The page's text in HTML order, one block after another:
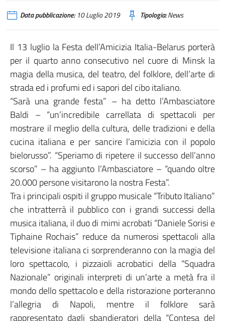
Data pubblicazione:10 Luglio 2019 Tipologia:News
Il 13 luglio la Festa dell’Amicizia Italia-Belarus porterà
per il quarto anno consecutivo nel cuore di Minsk la
magia della musica, del teatro, del folklore, dell’arte di
strada ed i profumi ed i sapori del cibo italiano.
“Sarà una grande festa” – ha detto l’Ambasciatore
Baldi – “un’incredibile carrellata di spettacoli per
mostrare il meglio della cultura, delle tradizioni e della
cucina italiana e per sancire l’amicizia con il popolo
bielorusso”. “Speriamo di ripetere il successo dell’anno
scorso” – ha aggiunto l’Ambasciatore – “quando oltre
20.000 persone visitarono la nostra Festa”.
Tra i principali ospiti il gruppo musicale “Tributo Italiano”
che intratterrà il pubblico con i grandi successi della
musica italiana, il duo di mimi acrobati “Daniele Sorisi e
Tiphaine Rochais” reduce da numerosi spettacoli alla
televisione italiana ci sorprenderanno con la magia del
loro spettacolo, i pizzaioli acrobatici della “Squadra
Nazionale” originali interpreti di un’arte a metà fra il
mondo dello spettacolo e della ristorazione porteranno
l’allegria di Napoli, mentre il folklore sarà
rappresentato dagli sbandieratori della “Contesa del